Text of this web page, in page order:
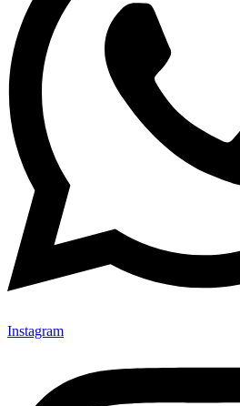
Instagram